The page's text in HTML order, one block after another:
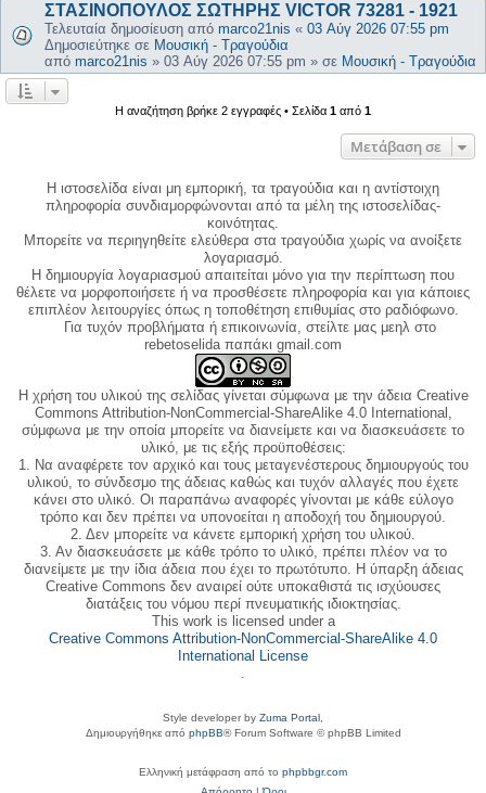
ΣΤΑΣΙΝΟΠΟΥΛΟΣ ΣΩΤΗΡΗΣ VICTOR 73281 - 1921
Τελευταία δημοσίευση από marco21nis « 03 Αύγ 2026 07:55 pm
Δημοσιεύτηκε σε Μουσική - Τραγούδια
από marco21nis » 03 Αύγ 2026 07:55 pm » σε Μουσική - Τραγούδια
Η αναζήτηση βρήκε 2 εγγραφές • Σελίδα 1 από 1
Μετάβαση σε
Η ιστοσελίδα είναι μη εμπορική, τα τραγούδια και η αντίστοιχη
πληροφορία συνδιαμορφώνονται από τα μέλη της ιστοσελίδας-
κοινότητας.
Μπορείτε να περιηγηθείτε ελεύθερα στα τραγούδια χωρίς να ανοίξετε
λογαριασμό.
Η δημιουργία λογαριασμού απαιτείται μόνο για την περίπτωση που
θέλετε να μορφοποιήσετε ή να προσθέσετε πληροφορία και για κάποιες
επιπλέον λειτουργίες όπως η τοποθέτηση επιθυμίας στο ραδιόφωνο.
Για τυχόν προβλήματα ή επικοινωνία, στείλτε μας μεηλ στο
rebetoselida παπάκι gmail.com
Η χρήση του υλικού της σελίδας γίνεται σύμφωνα με την άδεια Creative
Commons Attribution-NonCommercial-ShareAlike 4.0 International,
σύμφωνα με την οποία μπορείτε να διανείμετε και να διασκευάσετε το
υλικό, με τις εξής προϋποθέσεις:
1. Να αναφέρετε τον αρχικό και τους μεταγενέστερους δημιουργούς του
υλικού, το σύνδεσμο της άδειας καθώς και τυχόν αλλαγές που έχετε
κάνει στο υλικό. Οι παραπάνω αναφορές γίνονται με κάθε εύλογο
τρόπο και δεν πρέπει να υπονοείται η αποδοχή του δημιουργού.
2. Δεν μπορείτε να κάνετε εμπορική χρήση του υλικού.
3. Αν διασκευάσετε με κάθε τρόπο το υλικό, πρέπει πλέον να το
διανείμετε με την ίδια άδεια που έχει το πρωτότυπο. Η ύπαρξη άδειας
Creative Commons δεν αναιρεί ούτε υποκαθιστά τις ισχύουσες
διατάξεις του νόμου περί πνευματικής ιδιοκτησίας.
This work is licensed under a
Creative Commons Attribution-NonCommercial-ShareAlike 4.0
International License
.
Style developer by Zuma Portal
Δημιουργήθηκε από phpBB® Forum Software © phpBB Limited
Ελληνική μετάφραση από το phpbbgr.com